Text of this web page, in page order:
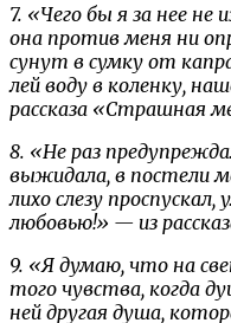
7. «Чего бы я за нее не
она против меня ни
сунут в сумку от
лей воду в коленку,
рассказа «Страшная
8. «Не раз
выжидала, в постели
лихо слезу
любовью!» — из
9. «Я думаю, что на
того чувства, когда
ней другая душа,